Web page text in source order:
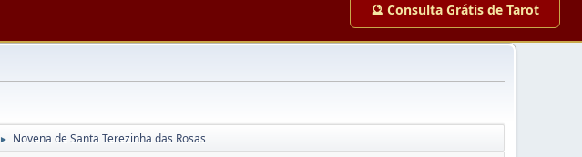
🔮 Consulta Grátis de Tarot
► Novena de Santa Terezinha das Rosas